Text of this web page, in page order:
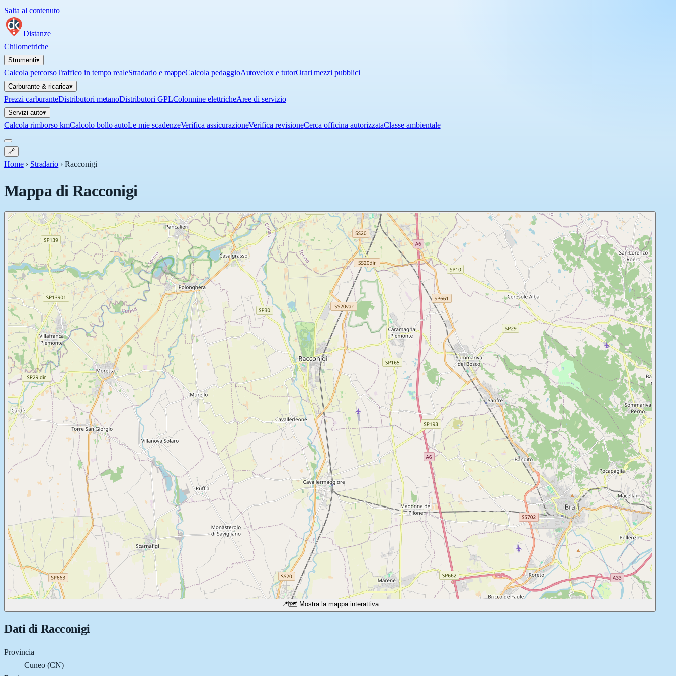
Salta al contenuto
Distanze
Chilometriche
Strumenti▾
Calcola percorsoTraffico in tempo realeStradario e mappeCalcola pedaggioAutovelox e tutorOrari mezzi pubblici
Carburante & ricarica▾
Prezzi carburanteDistributori metanoDistributori GPLColonnine elettricheAree di servizio
Servizi auto▾
Calcola rimborso kmCalcolo bollo autoLe mie scadenzeVerifica assicurazioneVerifica revisioneCerca officina autorizzataClasse ambientale
🔗
Home › Stradario ›Racconigi
Mappa diRacconigi
📍🗺️ Mostra la mappa interattiva
Dati di Racconigi
Provincia
Cuneo (CN)